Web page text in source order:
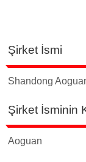
Şirket İsmi
Shandong
Şirket İsminin
Aoguan